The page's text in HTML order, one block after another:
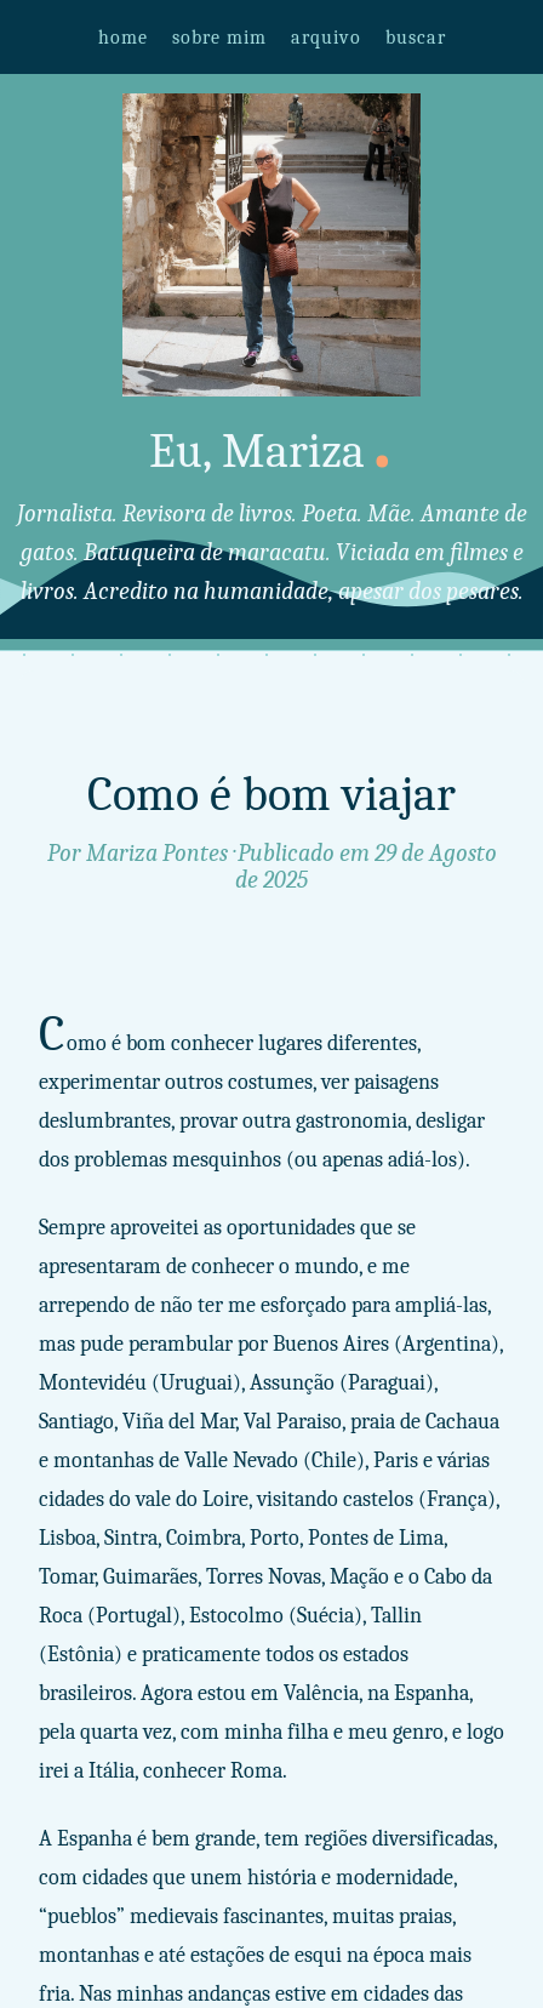
home sobre mim arquivo buscar
Eu, Mariza.
Jornalista. Revisora de livros. Poeta. Mãe. Amante de
gatos. Batuqueira de maracatu. Viciada em filmes e
livros. Acredito na humanidade, apesar dos pesares.
Como é bom viajar
Por Mariza Pontes · Publicado em 29 de Agosto
de 2025
Como é bom conhecer lugares diferentes,
experimentar outros costumes, ver paisagens
deslumbrantes, provar outra gastronomia, desligar
dos problemas mesquinhos (ou apenas adiá-los).
Sempre aproveitei as oportunidades que se
apresentaram de conhecer o mundo, e me
arrependo de não ter me esforçado para ampliá-las,
mas pude perambular por Buenos Aires (Argentina),
Montevidéu (Uruguai), Assunção (Paraguai),
Santiago, Viña del Mar, Val Paraiso, praia de Cachaua
e montanhas de Valle Nevado (Chile), Paris e várias
cidades do vale do Loire, visitando castelos (França),
Lisboa, Sintra, Coimbra, Porto, Pontes de Lima,
Tomar, Guimarães, Torres Novas, Mação e o Cabo da
Roca (Portugal), Estocolmo (Suécia), Tallin
(Estônia) e praticamente todos os estados
brasileiros. Agora estou em Valência, na Espanha,
pela quarta vez, com minha filha e meu genro, e logo
irei a Itália, conhecer Roma.
A Espanha é bem grande, tem regiões diversificadas,
com cidades que unem história e modernidade,
“pueblos” medievais fascinantes, muitas praias,
montanhas e até estações de esqui na época mais
fria. Nas minhas andanças estive em cidades das